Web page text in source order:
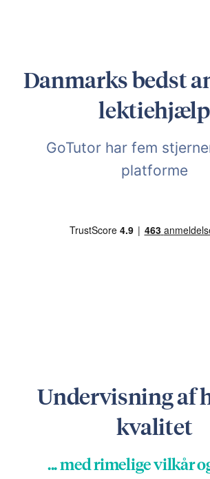
Danmarks bedst
lektiehjælp
GoTutor har fem
platforme
Undervisning af
kvalitet
... med rimelige vilkår